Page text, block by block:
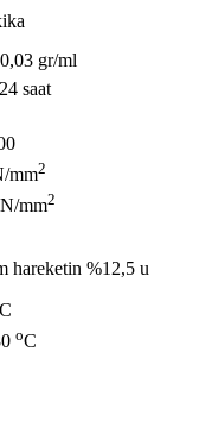
gr/ml
saat
mm2
mm2
hareketin %12,5 u
C
oC